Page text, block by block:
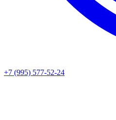
+7 (995) 577-52-24